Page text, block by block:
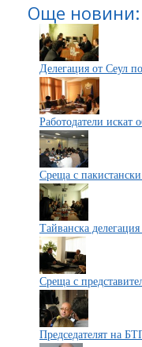
Още новини:
Делегация от Сеул
Работодатели искат
Среща с
Тайванска
Среща с
Председателят на